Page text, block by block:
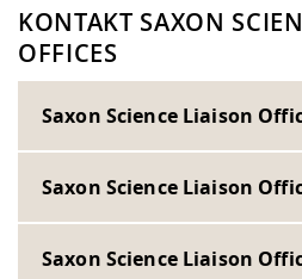
Qualifizierungsangebote und
Fremdsprachen
Jobs, Praktika, Diplomarbeiten
Arbeit
KONTAKT SAXON
OFFICES
Saxon Science Liaison
Saxon Science Liaison
Saxon Science Liaison